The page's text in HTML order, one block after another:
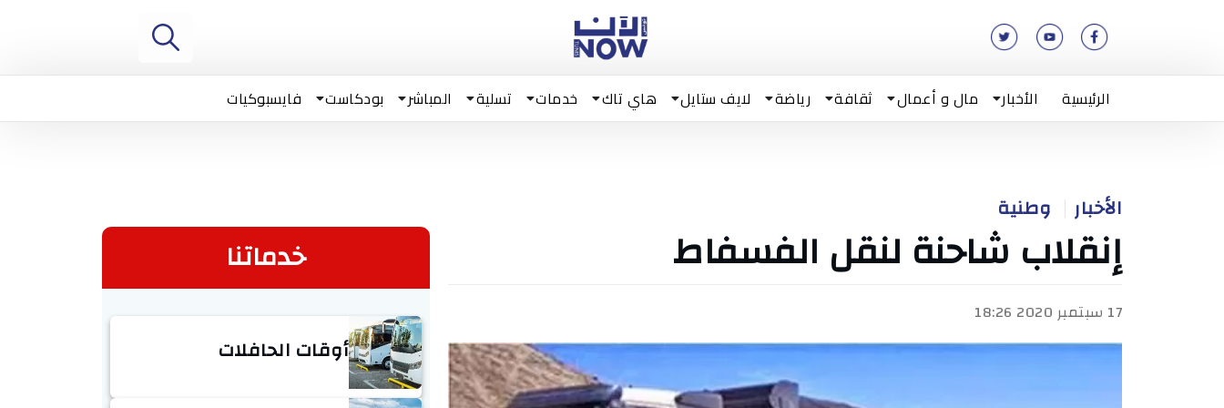
الرئيسية الأخبار مال و أعمال ثقافة رياضة لايف ستايل هاي تاك خدمات تسلية المباشر بودكاست فايسبوكيات
الأخبار وطنية
إنقلاب شاحنة لنقل الفسفاط
17 سبتمبر 2020 18:26
خدماتنا
أوقات الحافلات